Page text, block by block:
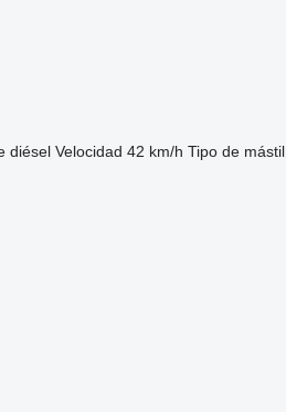
diésel Velocidad 42 km/h Tipo de mástil